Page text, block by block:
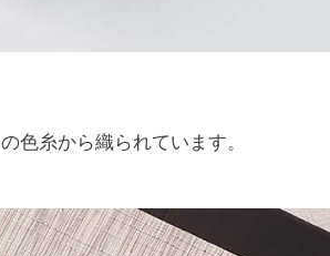
色糸から織られています。